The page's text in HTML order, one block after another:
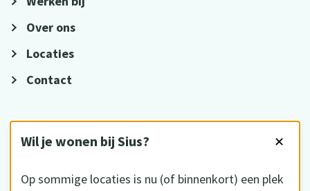
Wil je wonen bij Sius? ✕
Op sommige locaties is nu (of binnenkort) een plek
Over ons
Locaties
Contact